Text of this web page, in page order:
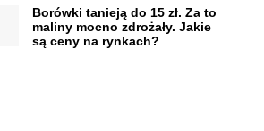
Borówki tanieją do 15 zł. Za to
maliny mocno zdrożały. Jakie
są ceny na rynkach?